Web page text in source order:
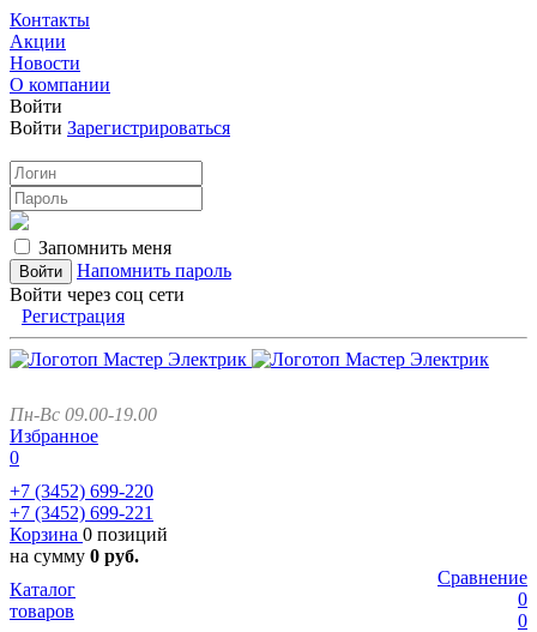
Контакты
Акции
Новости
О компании
Войти
Войти Зарегистрироваться
Запомнить меня
Напомнить пароль
Войти через соц сети
Регистрация
Пн-Вс 09.00-19.00
Избранное
0
+7 (3452) 699-220
+7 (3452) 699-221
Корзина 0 позиций
на сумму 0 руб.
Сравнение
0
0
Каталог
товаров